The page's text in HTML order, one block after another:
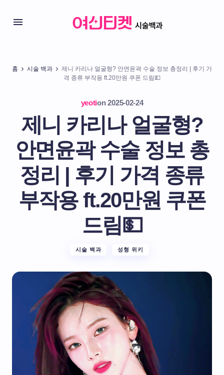
홈 시술 백과
제니 카리나 얼굴형? 안면윤곽 수술 정보 총정리 | 후기 가
격 종류 부작용 ft.20만원 쿠폰 드림💵
yeotion 2025-02-24
제니 카리나 얼굴형?
안면윤곽 수술 정보 총
정리 | 후기 가격 종류
부작용 ft.20만원 쿠폰
드림💵
시술 백과 성형 위키